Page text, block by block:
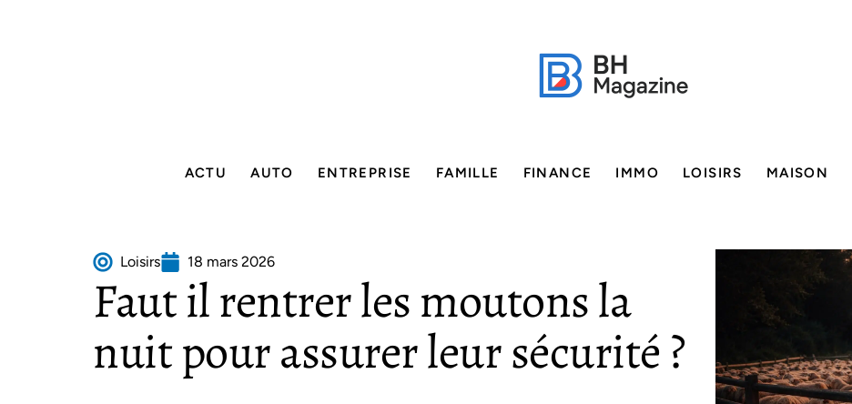
ACTU AUTO ENTREPRISE FAMILLE FINANCE IMMO LOISIRS MAISON
Loisirs 18 mars 2026
Faut il rentrer les moutons la
nuit pour assurer leur sécurité ?